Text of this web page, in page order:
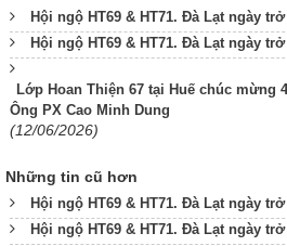
Hội ngộ HT69 & HT71. Đà Lạt ngày
Hội ngộ HT69 & HT71. Đà Lạt ngày
Lớp Hoan Thiện 67 tại Huế chúc mừng
Ông PX Cao Minh Dung
(12/06/2026)
Những tin cũ hơn
Hội ngộ HT69 & HT71. Đà Lạt ngày
Hội ngộ HT69 & HT71. Đà Lạt ngày